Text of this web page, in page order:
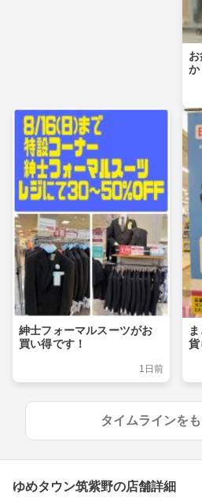
か
紳士フォーマルスーツがお
買い得です！
1日前
貨
タイムラインを
ゆめタウン筑紫野の店舗詳細